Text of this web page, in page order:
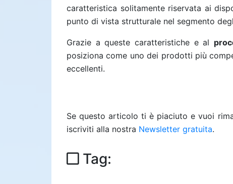
caratteristica solitamente riservata ai
punto di vista strutturale nel segmento
Grazie a queste caratteristiche e al
posiziona come uno dei prodotti più
eccellenti.
Se questo articolo ti è piaciuto e vuoi
iscriviti alla nostra Newsletter gratuita.
Tag: